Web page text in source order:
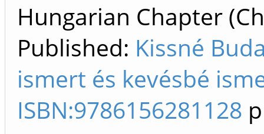
Hungarian Chapter
Published: Kissné
ismert és kevésbé
ISBN:9786156281128